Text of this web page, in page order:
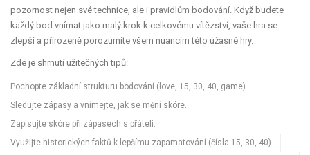
pozornost nejen své technice, ale i pravidlům bodování. Když budete
každý bod vnímat jako malý krok k celkovému vítězství, vaše hra se
zlepší a přirozeně porozumíte všem nuancím této úžasné hry.
Zde je shrnutí užitečných tipů:
Pochopte základní strukturu bodování (love, 15, 30, 40, game).
Sledujte zápasy a vnímejte, jak se mění skóre.
Zapisujte skóre při zápasech s přáteli.
Využijte historických faktů k lepšímu zapamatování (čísla 15, 30, 40).